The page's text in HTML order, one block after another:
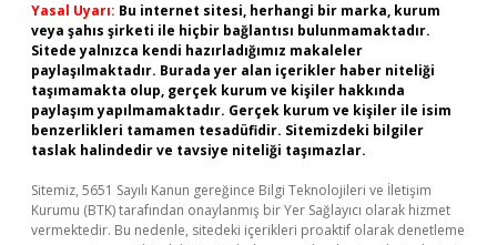
Yasal Uyarı: Bu internet sitesi, herhangi bir marka, kurum
veya şahıs şirketi ile hiçbir bağlantısı bulunmamaktadır.
Sitede yalnızca kendi hazırladığımız makaleler
paylaşılmaktadır. Burada yer alan içerikler haber niteliği
taşımamakta olup, gerçek kurum ve kişiler hakkında
paylaşım yapılmamaktadır. Gerçek kurum ve kişiler ile isim
benzerlikleri tamamen tesadüfidir. Sitemizdeki bilgiler
taslak halindedir ve tavsiye niteliği taşımazlar.
Sitemiz, 5651 Sayılı Kanun gereğince Bilgi Teknolojileri ve İletişim
Kurumu (BTK) tarafından onaylanmış bir Yer Sağlayıcı olarak hizmet
vermektedir. Bu nedenle, sitedeki içerikleri proaktif olarak denetleme